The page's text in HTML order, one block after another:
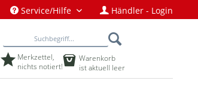
Service/Hilfe Händler - Login
Merkzettel,
nichts notiert!
Warenkorb
ist aktuell leer